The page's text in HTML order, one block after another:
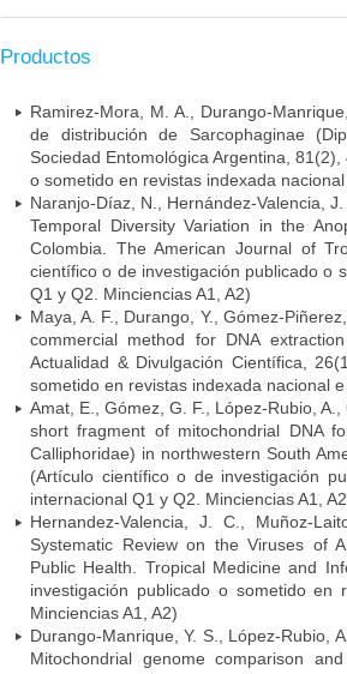
Productos
Ramirez-Mora, M. A., Durango-
de distribución de Sarcophaginae
Sociedad Entomológica Argentina,
o sometido en revistas indexada
Naranjo-Díaz, N., Hernández-Valencia,
Temporal Diversity Variation in the
Colombia. The American Journal of
científico o de investigación publicado o
Q1 y Q2. Minciencias A1, A2)
Maya, A. F., Durango, Y., Gómez-
commercial method for DNA
Actualidad & Divulgación Científica,
sometido en revistas indexada nacional
Amat, E., Gómez, G. F., López-Rubio,
short fragment of mitochondrial DNA
Calliphoridae) in northwestern South
(Artículo científico o de investigación
internacional Q1 y Q2. Minciencias A1,
Hernandez-Valencia, J. C., Muñoz-
Systematic Review on the Viruses of
Public Health. Tropical Medicine and
investigación publicado o sometido
Minciencias A1, A2)
Durango-Manrique, Y. S., López-Rubio,
Mitochondrial genome comparison